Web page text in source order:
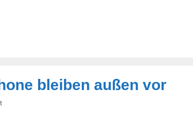
bleiben außen vor